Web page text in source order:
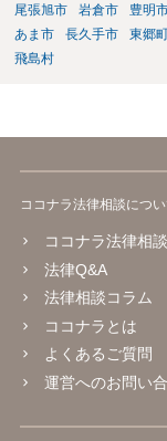
まず本名や住所の特
（Switch2等）の事実
勢で交渉に臨むのが現
尾張旭市
岩倉市 豊明
あま市
長久手市 東郷
飛島村
ココナラ法律相談につ
ココナラ法律相
法律Q&A
法律相談コラム
ココナラとは
よくあるご質問
運営へのお問い